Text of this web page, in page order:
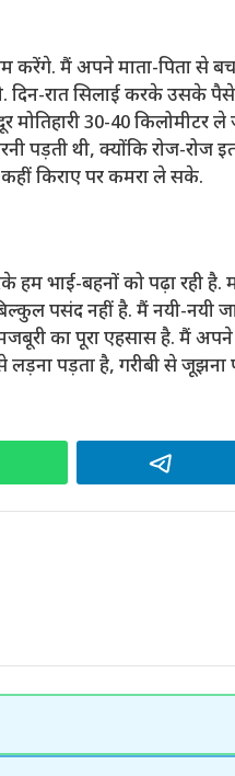
मैं अपने माता-पिता से
दिन-रात सिलाई करके उसके
मोतिहारी 30-40 किलोमीटर
पड़ती थी, क्योंकि रोज-रोज
किराए पर कमरा ले सके.
भाई-बहनों को पढ़ा रही है.
पसंद नहीं है. मैं नयी-नयी
का पूरा एहसास है. मैं
पड़ता है, गरीबी से